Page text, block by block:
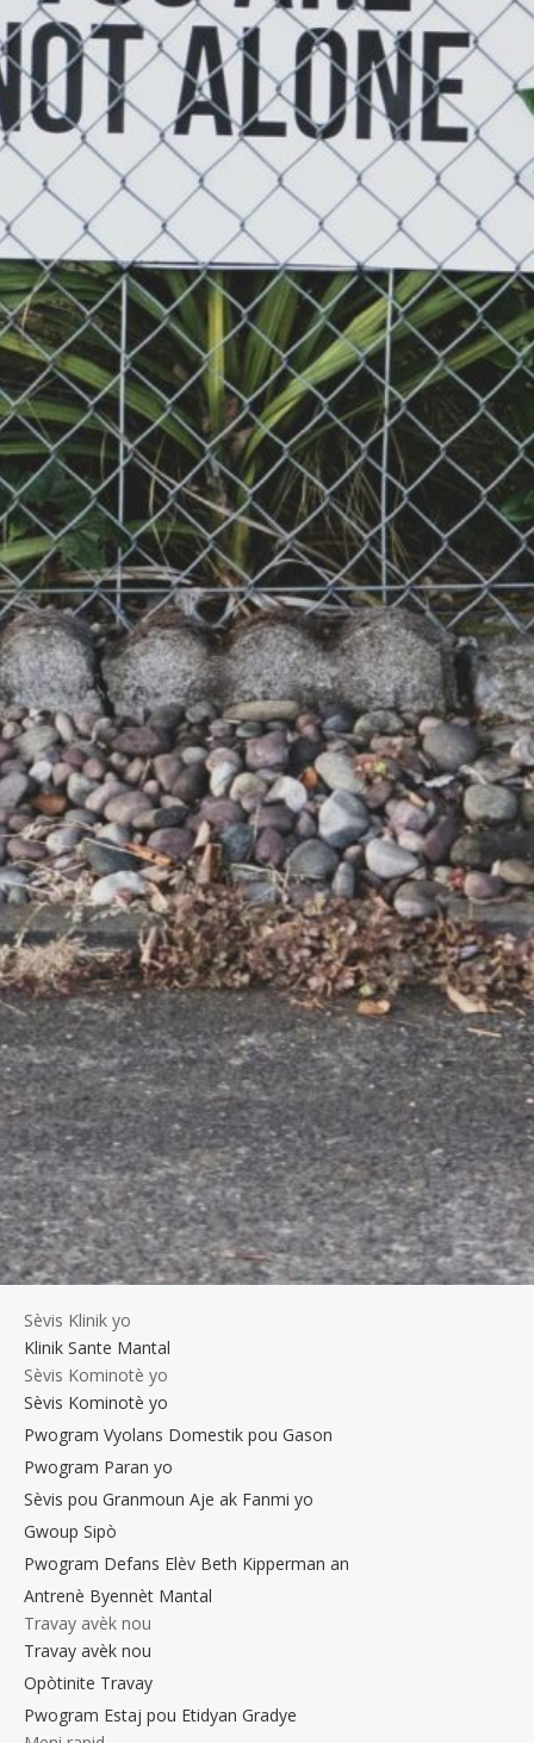
Sèvis Klinik yo
Klinik Sante Mantal
Sèvis Kominotè yo
Sèvis Kominotè yo
Pwogram Vyolans Domestik pou Gason
Pwogram Paran yo
Sèvis pou Granmoun Aje ak Fanmi yo
Gwoup Sipò
Pwogram Defans Elèv Beth Kipperman an
Antrenè Byennèt Mantal
Travay avèk nou
Travay avèk nou
Opòtinite Travay
Pwogram Estaj pou Etidyan Gradye